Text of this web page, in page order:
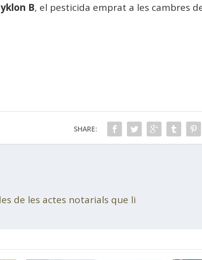
B, el pesticida emprat a les cambres
SHARE:
de les actes notarials que li